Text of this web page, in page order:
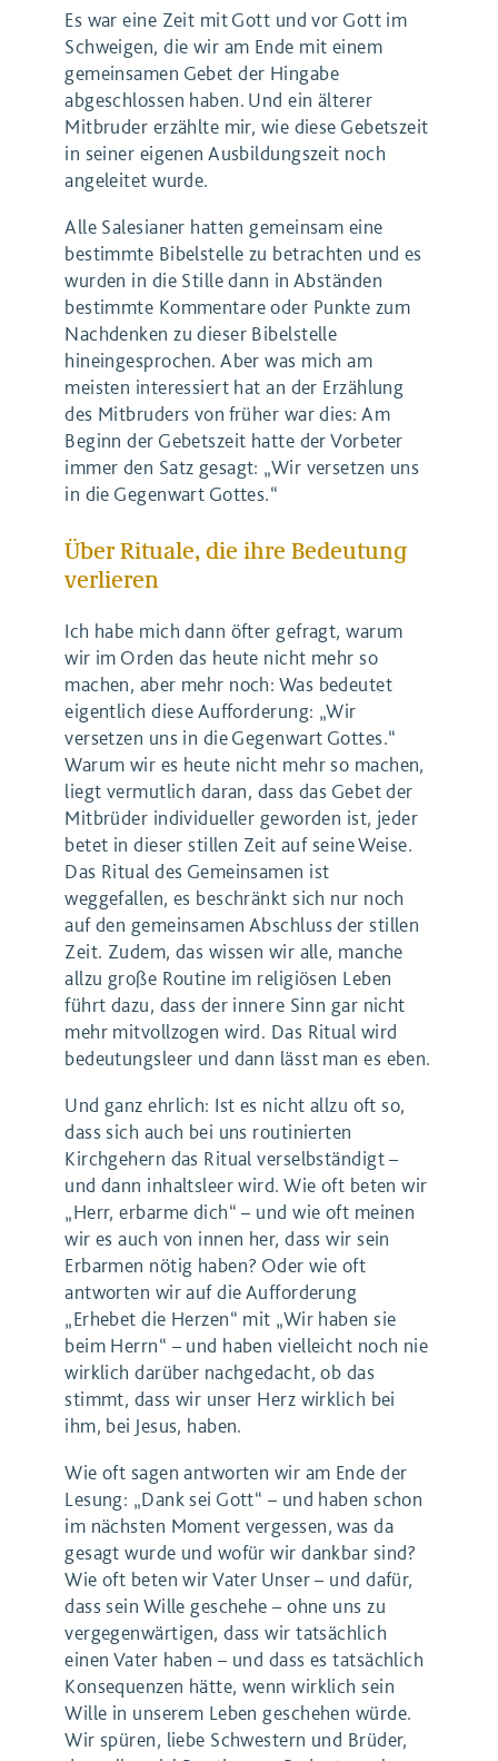
Es war eine Zeit mit Gott und vor Gott im
Schweigen, die wir am Ende mit einem
gemeinsamen Gebet der Hingabe
abgeschlossen haben. Und ein älterer
Mitbruder erzählte mir, wie diese Gebetszeit
in seiner eigenen Ausbildungszeit noch
angeleitet wurde.
Alle Salesianer hatten gemeinsam eine
bestimmte Bibelstelle zu betrachten und es
wurden in die Stille dann in Abständen
bestimmte Kommentare oder Punkte zum
Nachdenken zu dieser Bibelstelle
hineingesprochen. Aber was mich am
meisten interessiert hat an der Erzählung
des Mitbruders von früher war dies: Am
Beginn der Gebetszeit hatte der Vorbeter
immer den Satz gesagt: „Wir versetzen uns
in die Gegenwart Gottes.“
Über Rituale, die ihre Bedeutung
verlieren
Ich habe mich dann öfter gefragt, warum
wir im Orden das heute nicht mehr so
machen, aber mehr noch: Was bedeutet
eigentlich diese Aufforderung: „Wir
versetzen uns in die Gegenwart Gottes.“
Warum wir es heute nicht mehr so machen,
liegt vermutlich daran, dass das Gebet der
Mitbrüder individueller geworden ist, jeder
betet in dieser stillen Zeit auf seine Weise.
Das Ritual des Gemeinsamen ist
weggefallen, es beschränkt sich nur noch
auf den gemeinsamen Abschluss der stillen
Zeit. Zudem, das wissen wir alle, manche
allzu große Routine im religiösen Leben
führt dazu, dass der innere Sinn gar nicht
mehr mitvollzogen wird. Das Ritual wird
bedeutungsleer und dann lässt man es eben.
Und ganz ehrlich: Ist es nicht allzu oft so,
dass sich auch bei uns routinierten
Kirchgehern das Ritual verselbständigt –
und dann inhaltsleer wird. Wie oft beten wir
„Herr, erbarme dich“ – und wie oft meinen
wir es auch von innen her, dass wir sein
Erbarmen nötig haben? Oder wie oft
antworten wir auf die Aufforderung
„Erhebet die Herzen“ mit „Wir haben sie
beim Herrn“ – und haben vielleicht noch nie
wirklich darüber nachgedacht, ob das
stimmt, dass wir unser Herz wirklich bei
ihm, bei Jesus, haben.
Wie oft sagen antworten wir am Ende der
Lesung: „Dank sei Gott“ – und haben schon
im nächsten Moment vergessen, was da
gesagt wurde und wofür wir dankbar sind?
Wie oft beten wir Vater Unser – und dafür,
dass sein Wille geschehe – ohne uns zu
vergegenwärtigen, dass wir tatsächlich
einen Vater haben – und dass es tatsächlich
Konsequenzen hätte, wenn wirklich sein
Wille in unserem Leben geschehen würde.
Wir spüren, liebe Schwestern und Brüder,